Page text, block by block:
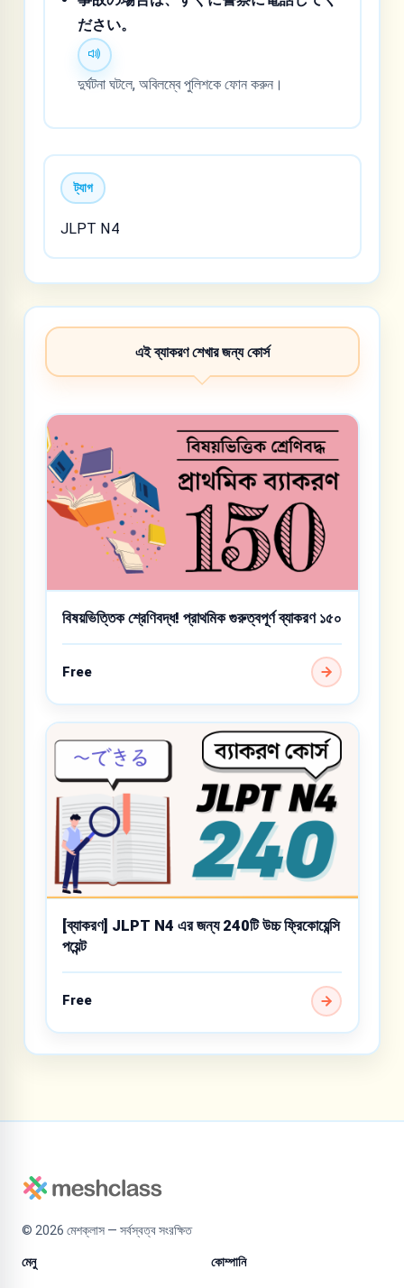
ださい。
দুর্ঘটনা ঘটলে, অবিলম্বে পুলিশকে ফোন করুন।
ট্যাগ
JLPT N4
এই ব্যাকরণ শেখার জন্য কোর্স
বিষয়ভিত্তিক শ্রেণিবদ্ধ! প্রাথমিক গুরুত্বপূর্ণ ব্যাকরণ ১৫০
Free
[ব্যাকরণ] JLPT N4 এর জন্য 240টি উচ্চ ফ্রিকোয়েন্সি
পয়েন্ট
Free
© 2026 মেশক্লাস — সর্বস্বত্ব সংরক্ষিত
মেনু কোম্পানি